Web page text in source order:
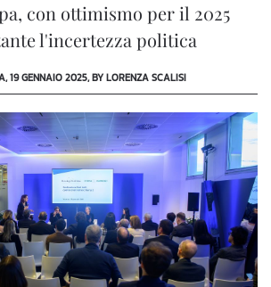
con ottimismo per il 2025
l'incertezza politica
19 GENNAIO 2025, BY LORENZA SCALISI